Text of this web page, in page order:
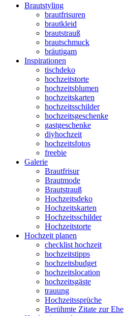
Brautstyling
brautfrisuren
brautkleid
brautstrauß
brautschmuck
bräutigam
Inspirationen
tischdeko
hochzeitstorte
hochzeitsblumen
hochzeitskarten
hochzeitsschilder
hochzeitsgeschenke
gastgeschenke
diyhochzeit
hochzeitsfotos
freebie
Galerie
Brautfrisur
Brautmode
Brautstrauß
Hochzeitsdeko
Hochzeitskarten
Hochzeitsschilder
Hochzeitstorte
Hochzeit planen
checklist hochzeit
hochzeitstipps
hochzeitsbudget
hochzeitslocation
hochzeitsgäste
trauung
Hochzeitssprüche
Berühmte Zitate zur Ehe